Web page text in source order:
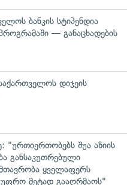
ბანკის სტიპენდია
— განაცხადების
დიჯეის
"ურთიერთობებს შუა აზიის
განსაკუთრებული
ყველაფერს
უფრო მეტად გააღრმაოს"